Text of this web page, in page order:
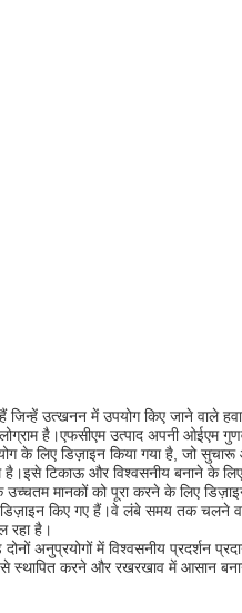
जिन्हें उत्खनन में उपयोग किए जाने
है।एफसीएम उत्पाद अपनी ओईएम
के लिए डिज़ाइन किया गया है, जो
टिकाऊ और विश्वसनीय बनाने के
मानकों को पूरा करने के लिए
डिज़ाइन किए गए हैं।वे लंबे समय तक चलने
रहा है।
अनुप्रयोगों में विश्वसनीय प्रदर्शन
करने और रखरखाव में आसान